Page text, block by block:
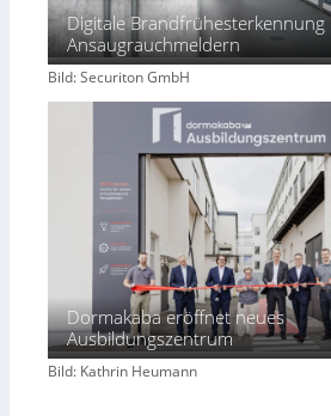
s
c
h
t
Digitale Brandfrühesterkennung
Ansaugrauchmeldern
Bild: Securiton GmbH
Dormakaba eröffnet neues
Ausbildungszentrum
Bild: Kathrin Heumann